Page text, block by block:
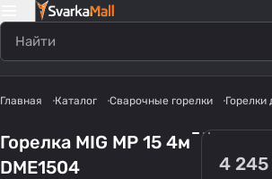
Главная Каталог Сварочные горелки Горелки
Горелка MIG MP 15 4м
DME1504
4 245